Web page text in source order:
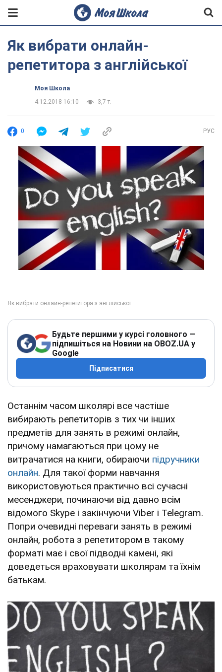
Як вибрати онлайн-
репетитора з англійської
Моя Школа
4.12.2018 16:10
3,7 т.
0 РУС
Будьте першими у курсі головного —
підпишіться на Новини на OBOZ.UA у
Google
Підписатися
Останнім часом школярі все частіше
вибирають репетиторів з тих чи інших
предметів для занять в режимі онлайн,
причому намагаються при цому не
витрачатися на книги, обираючи підручники
онлайн. Для такої форми навчання
використовуються практично всі сучасні
месенджери, починаючи від давно всім
відомого Skype і закінчуючи Viber і Telegram.
Попри очевидні переваги занять в режимі
онлайн, робота з репетитором в такому
форматі має і свої підводні камені, які
доведеться враховувати школярам та їхнім
батькам.